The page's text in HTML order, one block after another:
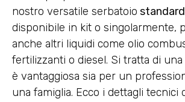
nostro versatile serbatoio standard
disponibile in kit o singolarmente,
anche altri liquidi come olio
fertilizzanti o diesel. Si tratta di una
è vantaggiosa sia per un
una famiglia. Ecco i dettagli tecnici